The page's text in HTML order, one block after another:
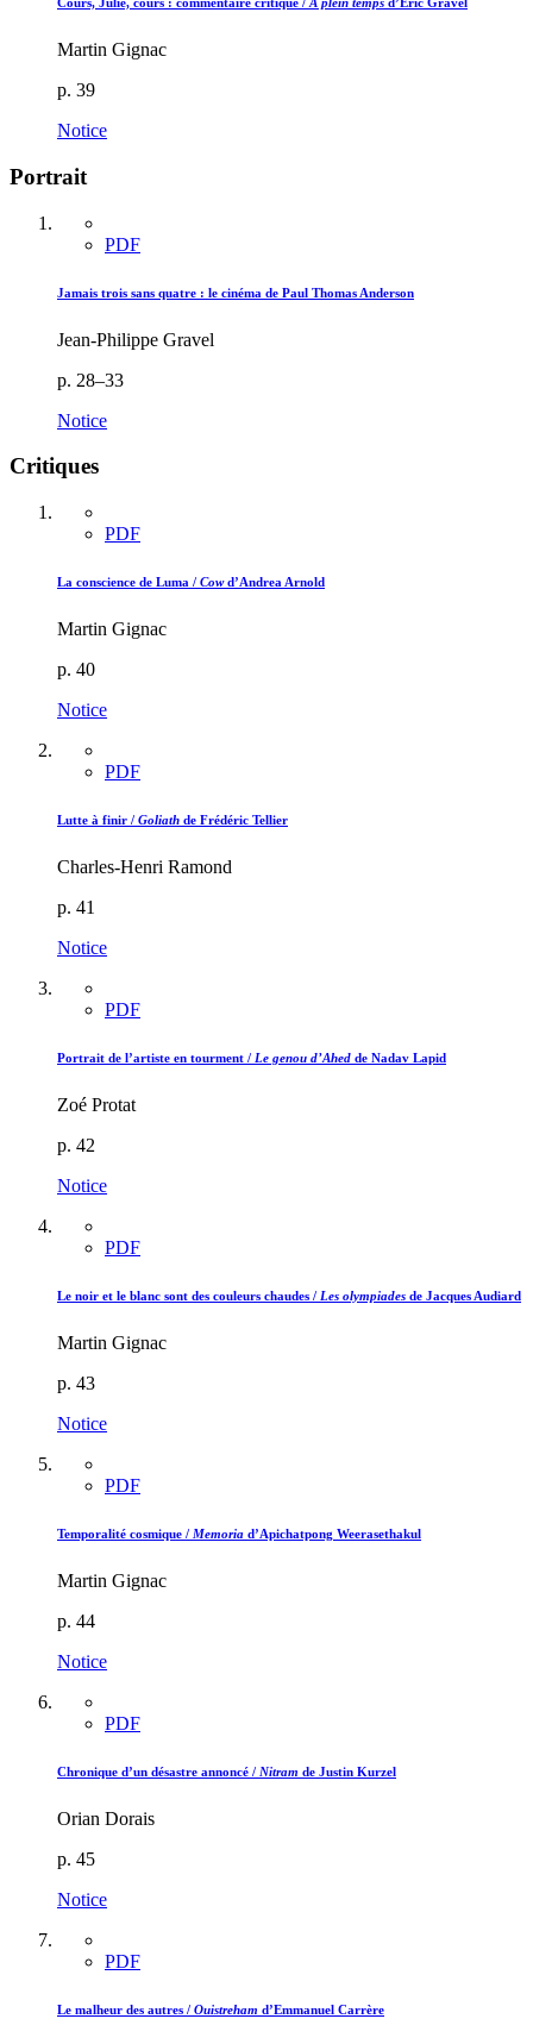
Martin Gignac
p. 39
Notice
Portrait
PDF
Jamais trois sans quatre : le cinéma de Paul Thomas Anderson
Jean-Philippe Gravel
p. 28–33
Notice
Critiques
PDF
La conscience de Luma / Cowd’Andrea Arnold
Martin Gignac
p. 40
Notice
PDF
Lutte à finir / Goliath de Frédéric Tellier
Charles-Henri Ramond
p. 41
Notice
PDF
Portrait de l’artiste en tourment / Le genou d’Ahed de Nadav Lapid
Zoé Protat
p. 42
Notice
PDF
Le noir et le blanc sont des couleurs chaudes / Les olympiades de Jacques Audiard
Martin Gignac
p. 43
Notice
PDF
Temporalité cosmique / Memoria d’Apichatpong Weerasethakul
Martin Gignac
p. 44
Notice
PDF
Chronique d’un désastre annoncé / Nitram de Justin Kurzel
Orian Dorais
p. 45
Notice
PDF
Le malheur des autres / Ouistreham d’Emmanuel Carrère